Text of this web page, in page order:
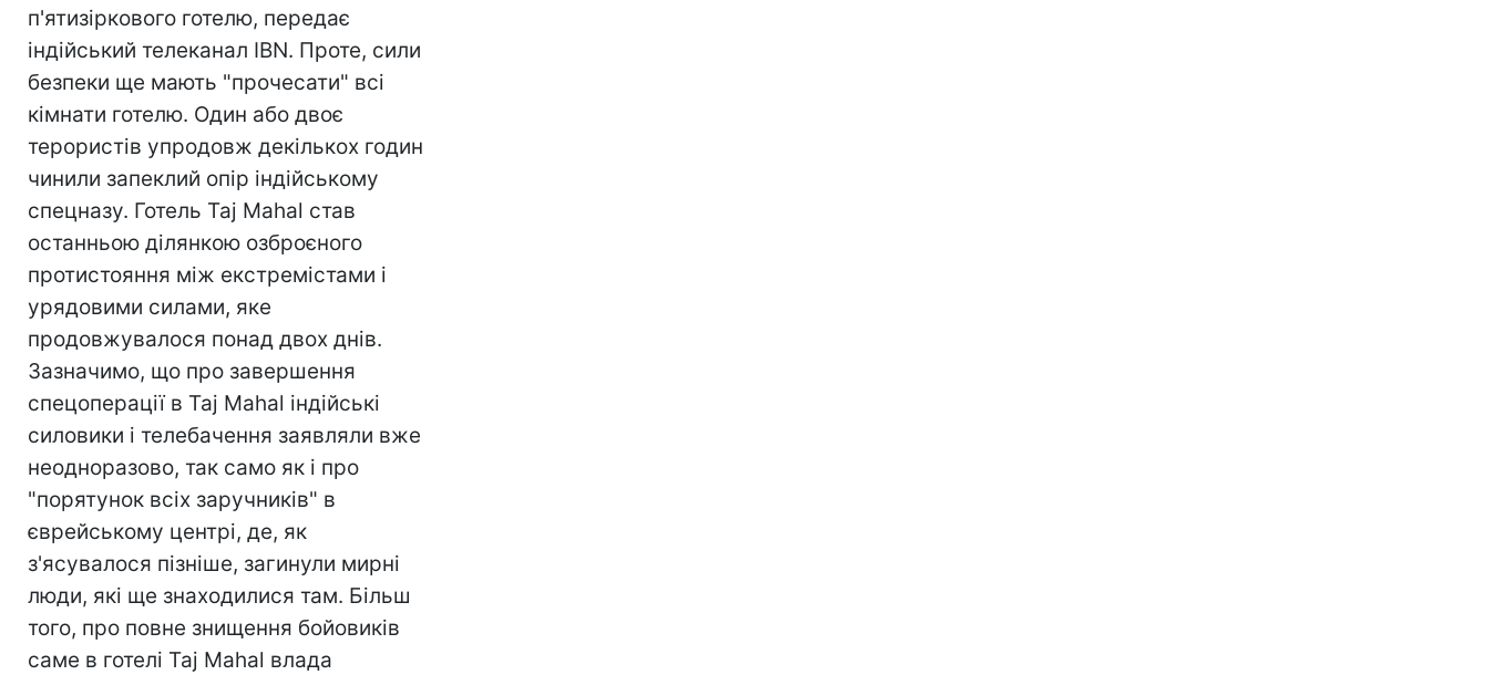
п'ятизіркового готелю, передає
індійський телеканал IBN. Проте, сили
безпеки ще мають "прочесати" всі
кімнати готелю. Один або двоє
терористів упродовж декількох годин
чинили запеклий опір індійському
спецназу. Готель Taj Mahal став
останньою ділянкою озброєного
протистояння між екстремістами і
урядовими силами, яке
продовжувалося понад двох днів.
Зазначимо, що про завершення
спецоперації в Taj Mahal індійські
силовики і телебачення заявляли вже
неодноразово, так само як і про
"порятунок всіх заручників" в
єврейському центрі, де, як
з'ясувалося пізніше, загинули мирні
люди, які ще знаходилися там. Більш
того, про повне знищення бойовиків
саме в готелі Taj Mahal влада